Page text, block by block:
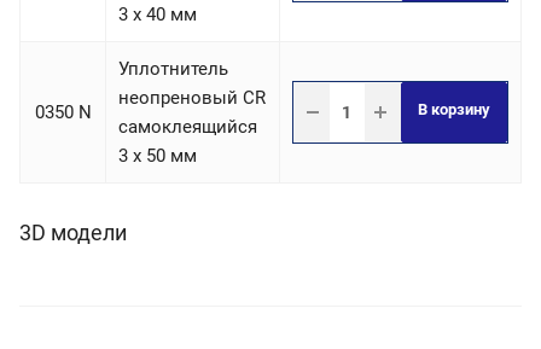
3 х 40 мм
0350 N
Уплотнитель
неопреновый CR
самоклеящийся
3 х 50 мм
В корзину
3D модели